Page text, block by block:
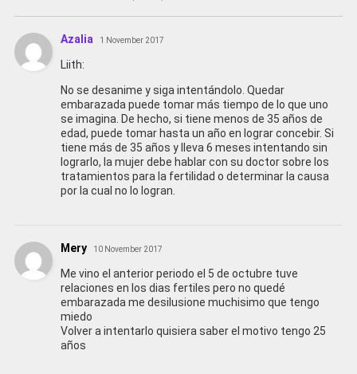
Azalia 1 November 2017
Liith:
No se desanime y siga intentándolo. Quedar
embarazada puede tomar más tiempo de lo que uno
se imagina. De hecho, si tiene menos de 35 años de
edad, puede tomar hasta un año en lograr concebir. Si
tiene más de 35 años y lleva 6 meses intentando sin
lograrlo, la mujer debe hablar con su doctor sobre los
tratamientos para la fertilidad o determinar la causa
por la cual no lo logran.
Mery 10 November 2017
Me vino el anterior periodo el 5 de octubre tuve
relaciones en los dias fertiles pero no quedé
embarazada me desilusione muchisimo que tengo
miedo
Volver a intentarlo quisiera saber el motivo tengo 25
años